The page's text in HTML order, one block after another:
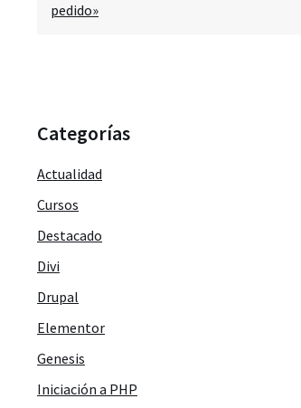
pedido»
Categorías
Actualidad
Cursos
Destacado
Divi
Drupal
Elementor
Genesis
Iniciación a PHP